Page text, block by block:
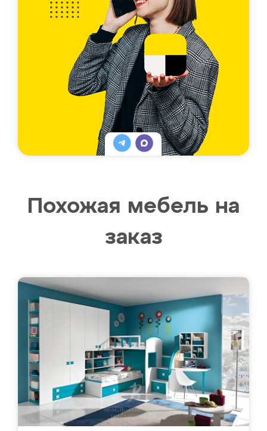
Похожая мебель на
заказ